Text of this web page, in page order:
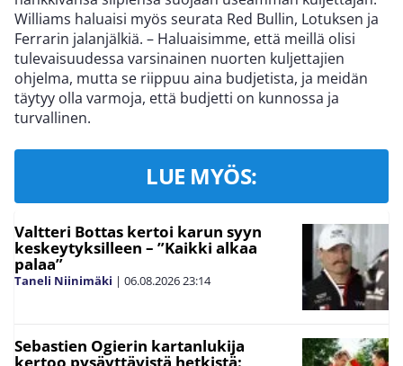
Williams haluaisi myös seurata Red Bullin, Lotuksen ja
Ferrarin jalanjälkiä. – Haluaisimme, että meillä olisi
tulevaisuudessa varsinainen nuorten kuljettajien
ohjelma, mutta se riippuu aina budjetista, ja meidän
täytyy olla varmoja, että budjetti on kunnossa ja
turvallinen.
LUE MYÖS:
Valtteri Bottas kertoi karun syyn
keskeytyksilleen – ”Kaikki alkaa
palaa”
Taneli Niinimäki | 06.08.202623:14
Sebastien Ogierin kartanlukija